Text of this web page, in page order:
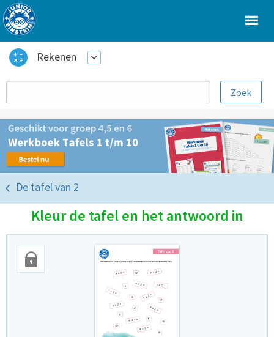
Rekenen
De tafel van 2
Kleur de tafel en het antwoord in